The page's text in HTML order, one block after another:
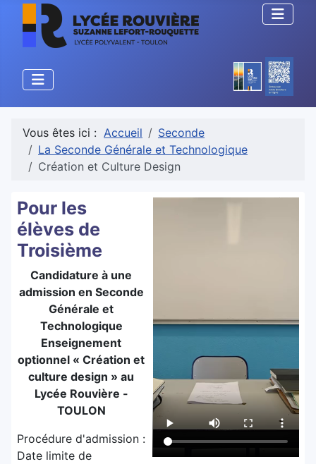
Vous êtes ici : Accueil
Seconde
La Seconde Générale et Technologique
Création et Culture Design
Pour les
élèves de
Troisième
Candidature à une
admission en Seconde
Générale et
Technologique
Enseignement
optionnel « Création et
culture design » au
Lycée Rouvière -
TOULON
Procédure d'admission :
Date limite de